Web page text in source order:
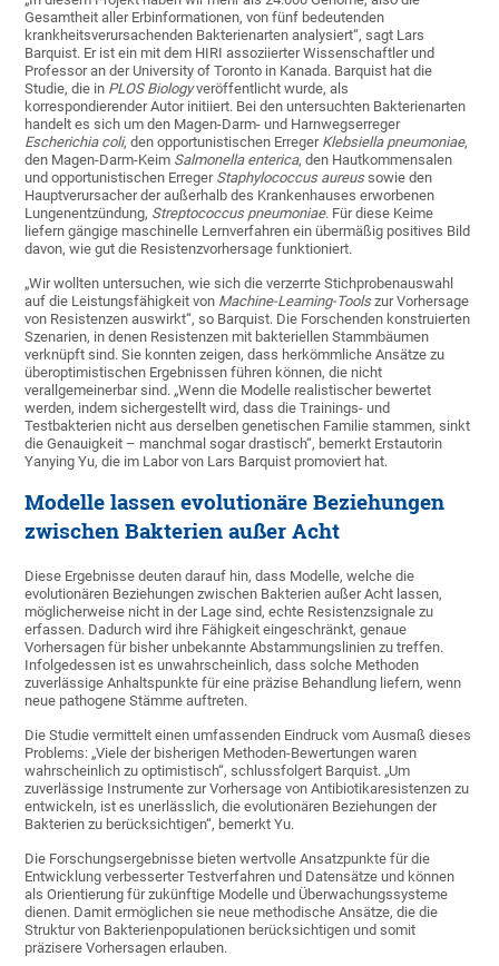
Gesamtheit aller Erbinformationen, von fünf bedeutenden
krankheitsverursachenden Bakterienarten analysiert“, sagt Lars
Barquist. Er ist ein mit dem HIRI assoziierter Wissenschaftler und
Professor an der University of Toronto in Kanada. Barquist hat die
Studie, die in PLOS Biologyveröffentlicht wurde, als
korrespondierender Autor initiiert. Bei den untersuchten Bakterienarten
handelt es sich um den Magen-Darm- und Harnwegserreger
Escherichia coli, den opportunistischen Erreger Klebsiella pneumoniae,
den Magen-Darm-Keim Salmonella enterica, den Hautkommensalen
und opportunistischen Erreger Staphylococcus aureussowie den
Hauptverursacher der außerhalb des Krankenhauses erworbenen
Lungenentzündung, Streptococcus pneumoniae. Für diese Keime
liefern gängige maschinelle Lernverfahren ein übermäßig positives Bild
davon, wie gut die Resistenzvorhersage funktioniert.
„Wir wollten untersuchen, wie sich die verzerrte Stichprobenauswahl
auf die Leistungsfähigkeit von Machine-Learning-Toolszur Vorhersage
von Resistenzen auswirkt“, so Barquist. Die Forschenden konstruierten
Szenarien, in denen Resistenzen mit bakteriellen Stammbäumen
verknüpft sind. Sie konnten zeigen, dass herkömmliche Ansätze zu
überoptimistischen Ergebnissen führen können, die nicht
verallgemeinerbar sind. „Wenn die Modelle realistischer bewertet
werden, indem sichergestellt wird, dass die Trainings- und
Testbakterien nicht aus derselben genetischen Familie stammen, sinkt
die Genauigkeit – manchmal sogar drastisch“, bemerkt Erstautorin
Yanying Yu, die im Labor von Lars Barquist promoviert hat.
Modelle lassen evolutionäre Beziehungen
zwischen Bakterien außer Acht
Diese Ergebnisse deuten darauf hin, dass Modelle, welche die
evolutionären Beziehungen zwischen Bakterien außer Acht lassen,
möglicherweise nicht in der Lage sind, echte Resistenzsignale zu
erfassen. Dadurch wird ihre Fähigkeit eingeschränkt, genaue
Vorhersagen für bisher unbekannte Abstammungslinien zu treffen.
Infolgedessen ist es unwahrscheinlich, dass solche Methoden
zuverlässige Anhaltspunkte für eine präzise Behandlung liefern, wenn
neue pathogene Stämme auftreten.
Die Studie vermittelt einen umfassenden Eindruck vom Ausmaß dieses
Problems: „Viele der bisherigen Methoden-Bewertungen waren
wahrscheinlich zu optimistisch“, schlussfolgert Barquist. „Um
zuverlässige Instrumente zur Vorhersage von Antibiotikaresistenzen zu
entwickeln, ist es unerlässlich, die evolutionären Beziehungen der
Bakterien zu berücksichtigen“, bemerkt Yu.
Die Forschungsergebnisse bieten wertvolle Ansatzpunkte für die
Entwicklung verbesserter Testverfahren und Datensätze und können
als Orientierung für zukünftige Modelle und Überwachungssysteme
dienen. Damit ermöglichen sie neue methodische Ansätze, die die
Struktur von Bakterienpopulationen berücksichtigen und somit
präzisere Vorhersagen erlauben.